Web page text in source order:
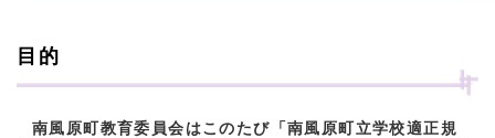
目的
南風原町教育委員会はこのたび「南風原町立学校適正規